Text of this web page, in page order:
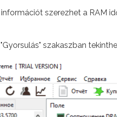
szerezhet a RAM
szakaszban